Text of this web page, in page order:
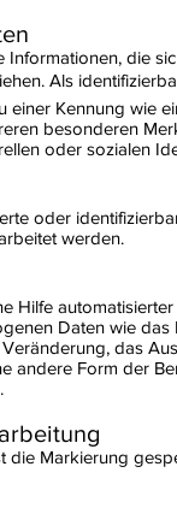
die
Als
Kennung wie
besonderen
oder sozialen
oder
werden.
Hilfe
Daten wie
das
andere Form der
die Markierung